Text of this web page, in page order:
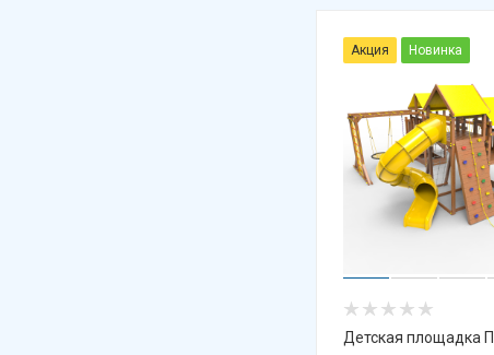
Акция Новинка
Детская площадка